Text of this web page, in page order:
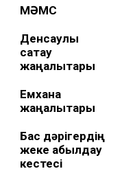
МӘМС
Денсаулық
сақтау
жаңалықтары
Емхана
жаңалықтары
Бас дәрігердің
жеке қабылдау
кестесі